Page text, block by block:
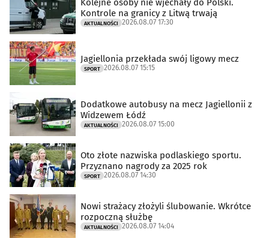
Kolejne osoby nie wjechały do Polski.
Kontrole na granicy z Litwą trwają
AKTUALNOŚCI 2026.08.07 17:30
Jagiellonia przekłada swój ligowy mecz
SPORT 2026.08.07 15:15
Dodatkowe autobusy na mecz Jagiellonii z
Widzewem Łódź
AKTUALNOŚCI 2026.08.07 15:00
Oto złote nazwiska podlaskiego sportu.
Przyznano nagrody za 2025 rok
SPORT 2026.08.07 14:30
Nowi strażacy złożyli ślubowanie. Wkrótce
rozpoczną służbę
AKTUALNOŚCI 2026.08.07 14:04